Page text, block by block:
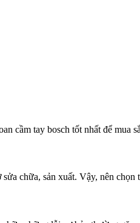
cầm tay bosch tốt nhất để mua
chữa, sản xuất. Vậy, nên